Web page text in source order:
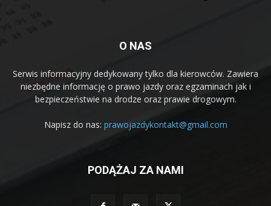
O NAS
Serwis informacyjny dedykowany tylko dla kierowców. Zawiera
niezbędne informację o prawo jazdy oraz egzaminach jak i
bezpieczeństwie na drodze oraz prawie drogowym.
Napisz do nas: prawojazdykontakt@gmail.com
PODĄŻAJ ZA NAMI